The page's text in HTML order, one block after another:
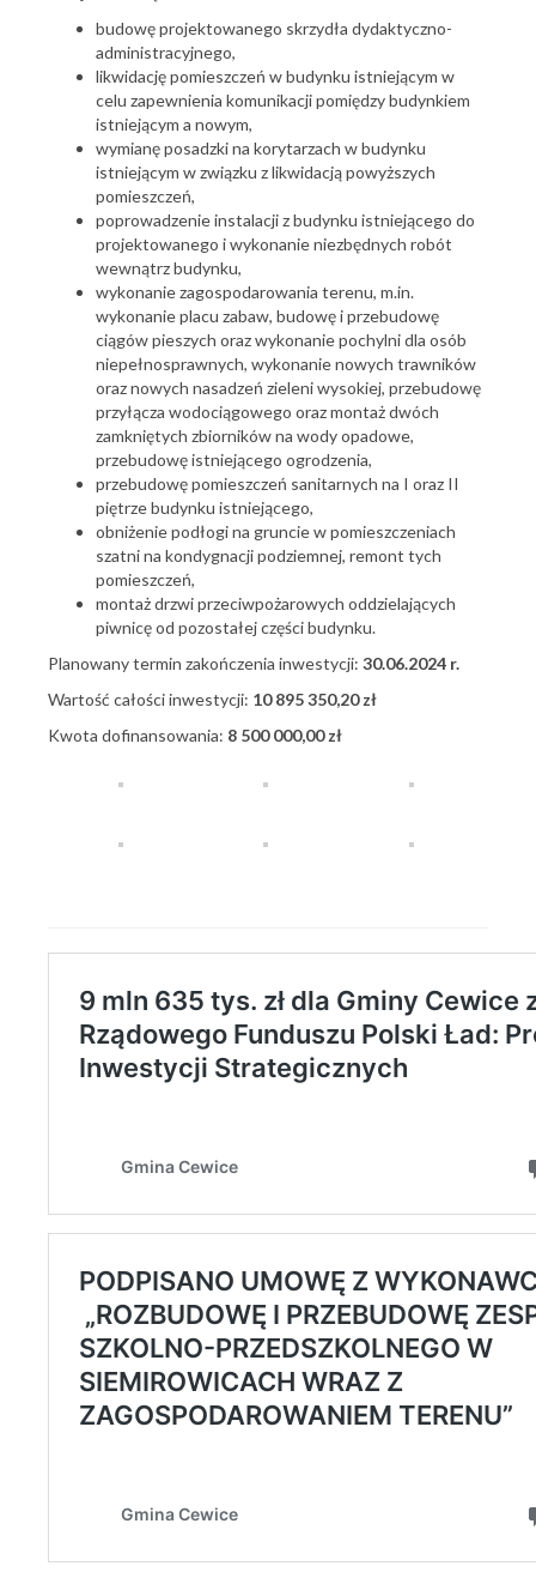
budowę projektowanego skrzydła dydaktyczno-
administracyjnego,
likwidację pomieszczeń w budynku istniejącym w
celu zapewnienia komunikacji pomiędzy budynkiem
istniejącym a nowym,
wymianę posadzki na korytarzach w budynku
istniejącym w związku z likwidacją powyższych
pomieszczeń,
poprowadzenie instalacji z budynku istniejącego do
projektowanego i wykonanie niezbędnych robót
wewnątrz budynku,
wykonanie zagospodarowania terenu, m.in.
wykonanie placu zabaw, budowę i przebudowę
ciągów pieszych oraz wykonanie pochylni dla osób
niepełnosprawnych, wykonanie nowych trawników
oraz nowych nasadzeń zieleni wysokiej, przebudowę
przyłącza wodociągowego oraz montaż dwóch
zamkniętych zbiorników na wody opadowe,
przebudowę istniejącego ogrodzenia,
przebudowę pomieszczeń sanitarnych na I oraz II
piętrze budynku istniejącego,
obniżenie podłogi na gruncie w pomieszczeniach
szatni na kondygnacji podziemnej, remont tych
pomieszczeń,
montaż drzwi przeciwpożarowych oddzielających
piwnicę od pozostałej części budynku.
Planowany termin zakończenia inwestycji: 30.06.2024 r.
Wartość całości inwestycji: 10 895 350,20 zł
Kwota dofinansowania: 8 500 000,00 zł